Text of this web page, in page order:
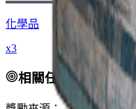
化學品
x3
相關任務